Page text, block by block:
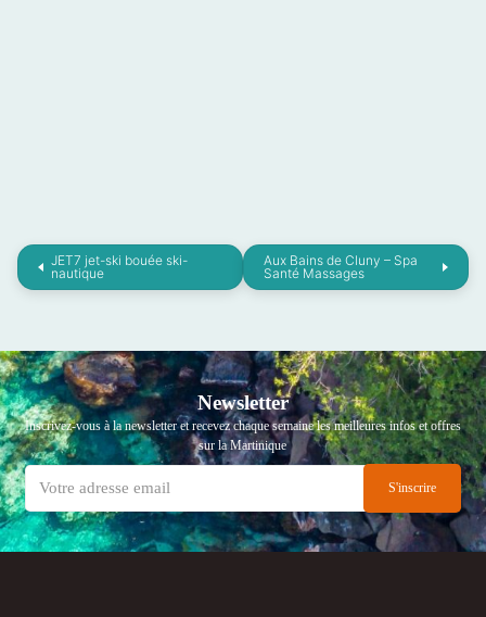
JET7 jet-ski bouée ski-
nautique
Aux Bains de Cluny – Spa
Santé Massages
Newsletter
Inscrivez-vous à la newsletter et recevez chaque semaine les meilleures infos et offres
sur la Martinique